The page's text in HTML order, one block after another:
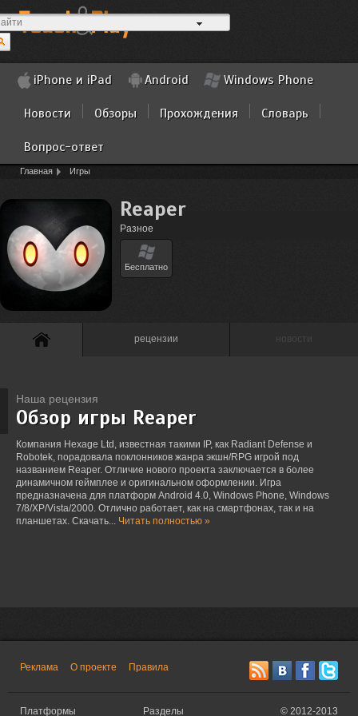
iPhone и iPad Android Windows Phone
Новости Обзоры Прохождения Словарь
Вопрос-ответ
Главная Игры
Reaper
Разное
Бесплатно
рецензии новости
Наша рецензия
Обзор игры Reaper
Компания Hexage Ltd, известная такими IP, как Radiant Defense и
Robotek, порадовала поклонников жанра экшн/RPG игрой под
названием Reaper. Отличие нового проекта заключается в более
динамичном геймплее и оригинальном оформлении. Игра
предназначена для платформ Android 4.0, Windows Phone, Windows
7/8/XP/Vista/2000. Отлично работает, как на смартфонах, так и на
планшетах. Скачать... Читать полностью »
Реклама О проекте Правила
Платформы Разделы © 2012-2013